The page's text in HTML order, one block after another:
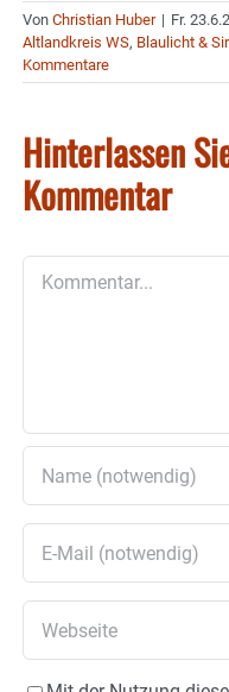
Von Christian Huber | Fr.
Altlandkreis WS, Blaulicht &
Kommentare
Hinterlassen
Kommentar